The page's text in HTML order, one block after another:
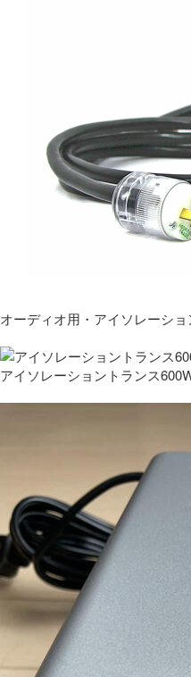
オーディオ用・アイソレーシ
アイソレーショントランス